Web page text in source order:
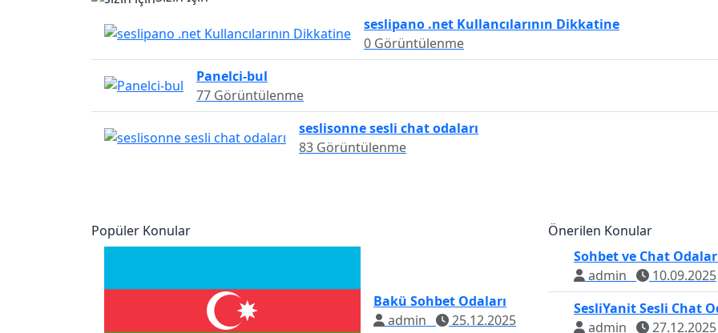
seslipano .net Kullancılarının Dikkatine
0 Görüntülenme
Panelci-bul
77 Görüntülenme
seslisonne sesli chat odaları
83 Görüntülenme
Popüler Konular
Bakü Sohbet Odaları
admin
25.12.2025
Önerilen Konular
Sohbet ve Chat
admin
10.09.2025
SesliYanit Sesli Chat
admin
27.12.2025